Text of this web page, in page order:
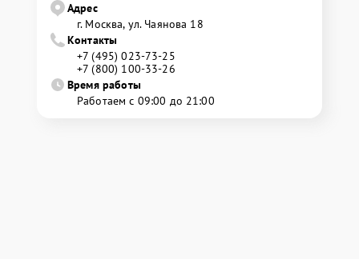
Адрес
г. Москва, ул. Чаянова 18
Контакты
+7 (495) 023-73-25
+7 (800) 100-33-26
Время работы
Работаем с 09:00 до 21:00